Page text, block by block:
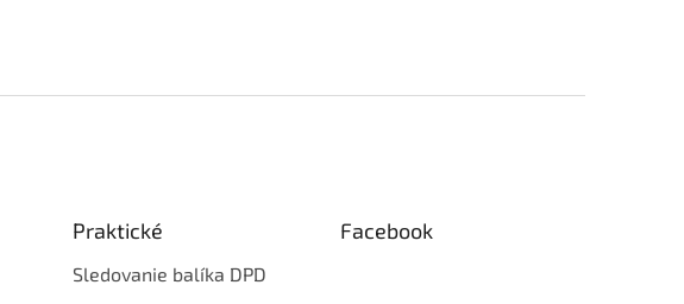
Praktické
Sledovanie balíka DPD
Facebook